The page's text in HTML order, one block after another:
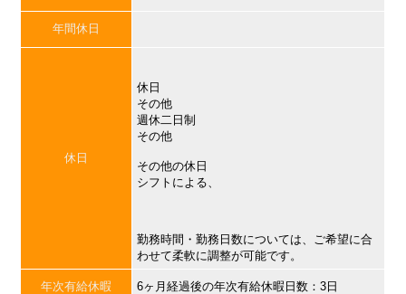
年間休日
休日
休日
その他
週休二日制
その他
その他の休日
シフトによる、
勤務時間・勤務日数については、ご希望に合
わせて柔軟に調整が可能です。
年次有給休暇 6ヶ月経過後の年次有給休暇日数：3日